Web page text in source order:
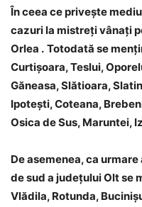
În ceea ce privește
cazurila mistreți vânați
Orlea . Totodată se
Curtişoara, Teslui,
Găneasa, Slătioara,
Ipoteşti,Coteana,
Osica de Sus, Maruntei,
De asemenea, ca
de sud a judeţului Olt se
Vlădila, Rotunda,